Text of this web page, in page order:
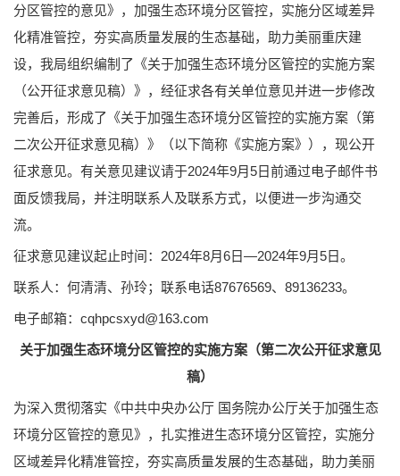
分区管控的意见》，加强生态环境分区管控，实施分区域差异
化精准管控，夯实高质量发展的生态基础，助力美丽重庆建
设，我局组织编制了《关于加强生态环境分区管控的实施方案
（公开征求意见稿）》，经征求各有关单位意见并进一步修改
完善后，形成了《关于加强生态环境分区管控的实施方案（第
二次公开征求意见稿）》（以下简称《实施方案》），现公开
征求意见。有关意见建议请于2024年9月5日前通过电子邮件书
面反馈我局，并注明联系人及联系方式，以便进一步沟通交
流。
征求意见建议起止时间：2024年8月6日—2024年9月5日。
联系人：何清清、孙玲；联系电话87676569、89136233。
电子邮箱：cqhpcsxyd@163.com
关于加强生态环境分区管控的实施方案（第二次公开征求意见
稿）
为深入贯彻落实《中共中央办公厅 国务院办公厅关于加强生态
环境分区管控的意见》，扎实推进生态环境分区管控，实施分
区域差异化精准管控，夯实高质量发展的生态基础，助力美丽